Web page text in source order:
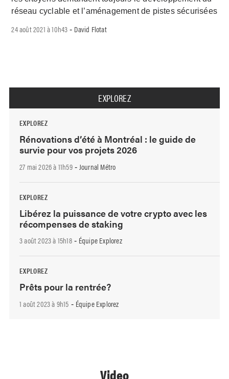
réseau cyclable et l’aménagement de pistes sécurisées
24 août 2021 à 10h43 - David Flotat
EXPLOREZ
EXPLOREZ
Rénovations d’été à Montréal : le guide de
survie pour vos projets 2026
27 mai 2026 à 11h59- Journal Métro
EXPLOREZ
Libérez la puissance de votre crypto avec les
récompenses de staking
3 août 2023 à 15h18- Équipe Explorez
EXPLOREZ
Prêts pour la rentrée?
1 août 2023 à 9h15 - Équipe Explorez
Video